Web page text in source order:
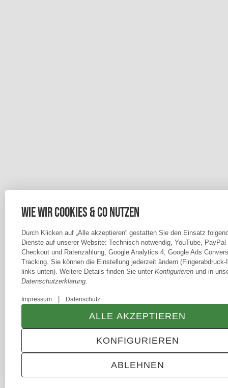
ANMELDEN MENÜ WARENKORB
Wie wir Cookies & Co nutzen
Durch Klicken auf „Alle akzeptieren“ gestatten Sie den Einsatz
Dienste auf unserer Website: Technisch notwendig, YouTube,
Checkout und Ratenzahlung, Google Analytics 4, Google Ads
Tracking. Sie können die Einstellung jederzeit ändern (Fingerabdruck-
links unten). Weitere Details finden Sie unter Konfigurieren und in
Datenschutzerklärung.
Impressum Datenschutz
ABLEHNEN
KONFIGURIEREN
ALLE AKZEPTIEREN